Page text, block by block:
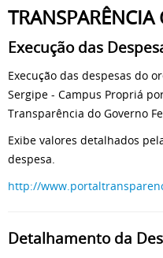
Execução das
Execução das despesas do
Sergipe - Campus Propriá
Transparência do Governo
Exibe valores detalhados
despesa.
http://
Detalhamento da